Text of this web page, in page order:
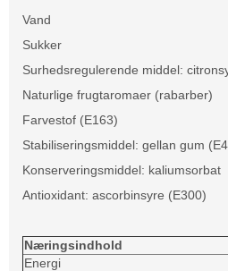
Vand
Sukker
Surhedsregulerende middel:
Naturlige frugtaromaer (rabarber)
Farvestof (E163)
Stabiliseringsmiddel: gellan gum
Konserveringsmiddel: kaliumsorbat
Antioxidant: ascorbinsyre (E300)
Næringsindhold
Energi